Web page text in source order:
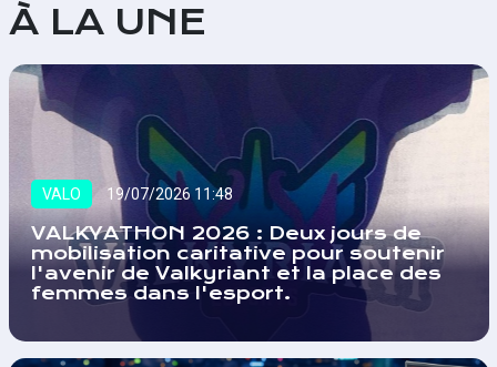
À LA UNE
VALO 19/07/2026 11:48
VALKYATHON 2026 : Deux jours de
mobilisation caritative pour soutenir
l'avenir de Valkyriant et la place des
femmes dans l'esport.